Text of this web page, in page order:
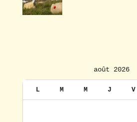
août 2026
L M M J V